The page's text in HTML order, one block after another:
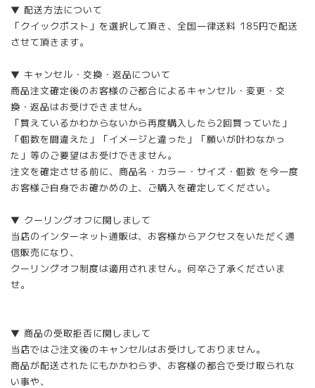
▼ 配送方法について
「クイックポスト」を選択して頂き、全国一律送料 185円で配送
させて頂きます。
▼ キャンセル・交換・返品について
商品注文確定後のお客様のご都合によるキャンセル・変更・交
換・返品はお受けできません。
「買えているかわからないから再度購入したら2回買っていた」
「個数を間違えた」「イメージと違った」「願いが叶わなかっ
た」等のご要望はお受けできません。
注文を確定させる前に、商品名・カラー・サイズ・個数 を今一度
お客様ご自身でお確かめの上、ご購入を確定してください。
▼ クーリングオフに関しまして
当店のインターネット通販は、お客様からアクセスをいただく通
信販売になり、
クーリングオフ制度は適用されません。何卒ご了承くださいま
せ。
▼ 商品の受取拒否に関しまして
当店ではご注文後のキャンセルはお受けしておりません。
商品が配送されたにもかかわらず、お客様の都合で受け取られな
い事や、